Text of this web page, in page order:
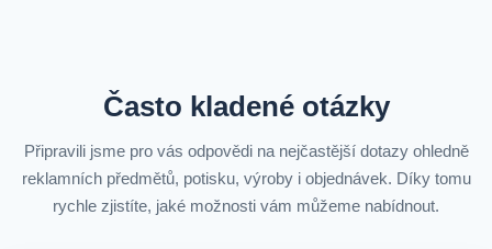
Často kladené otázky
Připravili jsme pro vás odpovědi na nejčastější dotazy ohledně
reklamních předmětů, potisku, výroby i objednávek. Díky tomu
rychle zjistíte, jaké možnosti vám můžeme nabídnout.